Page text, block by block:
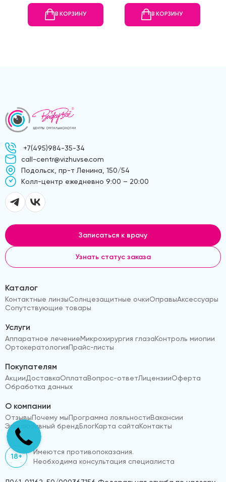
В КОРЗИНУ В КОРЗИНУ
+7(495)984-35-34
call-centr@vizhuvse.com
Подольск, пр-т Ленина, 150/54
Kолл-центр ежедневно 9:00 – 20:00
Записаться к врачу
Узнать статус заказа
Каталог
Контактные линзыСолнцезащитные очкиОправыАксессуары
Сопутствующие товары
Услуги
Аппаратное лечениеМикрохирургия глазаКонтроль миопии
ОртокератологияПрайс-листы
Покупателям
АкцииДоставкаОплатаВопрос-ответЛицензииОферта
Обработка данных
О компании
ОтзывыПочему мыПрограмма лояльностиВакансии
Эксклюзивный брендБлогКарта сайтаКонтакты
18+
Имеются противопоказания.
Необходима консультация специалиста